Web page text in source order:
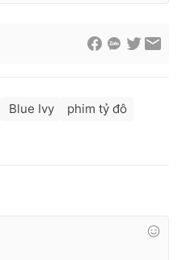
Blue Ivy
phim tỷ đô